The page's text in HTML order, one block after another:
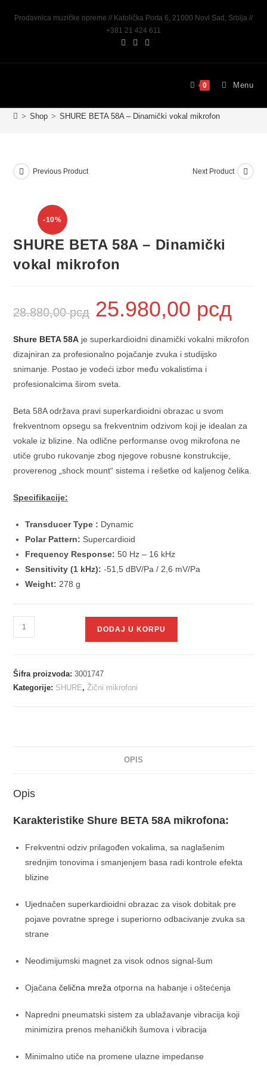
Prodavnica muzičke opreme // Katolička Porta 6, 21000 Novi Sad, Srbija //
+381 21 424 611
0 Menu
> Shop > SHURE BETA 58A – Dinamički vokal mikrofon
-10%
Previous Product Next Product
SHURE BETA 58A – Dinamički
vokal mikrofon
28.880,00рсд 25.980,00 рсд
Shure BETA 58A je superkardioidni dinamički vokalni mikrofon
dizajniran za profesionalno pojačanje zvuka i studijsko
snimanje. Postao je vodeći izbor među vokalistima i
profesionalcima širom sveta.
Beta 58A održava pravi superkardioidni obrazac u svom
frekventnom opsegu sa frekventnim odzivom koji je idealan za
vokale iz blizine. Na odlične performanse ovog mikrofona ne
utiče grubo rukovanje zbog njegove robusne konstrukcije,
proverenog „shock mount“ sistema i rešetke od kaljenog čelika.
Specifikacije:
Transducer Type : Dynamic
Polar Pattern: Supercardioid
Frequency Response:50 Hz – 16 kHz
Sensitivity (1 kHz):-51,5 dBV/Pa / 2,6 mV/Pa
Weight:278 g
DODAJ U KORPU
Šifra proizvoda:3001747
Kategorije: SHURE,Žični mikrofoni
OPIS
Opis
KarakteristikeShure BETA 58A mikrofona:
Frekventni odziv prilagođen vokalima, sa naglašenim
srednjim tonovima i smanjenjem basa radi kontrole efekta
blizine
Ujednačen superkardioidni obrazac za visok dobitak pre
pojave povratne sprege i superiorno odbacivanje zvuka sa
strane
Neodimijumski magnet za visok odnos signal-šum
Ojačanačelična mreža otporna na habanje i oštećenja
Napredni pneumatski sistem za ublažavanje vibracija koji
minimizira prenos mehaničkih šumova i vibracija
Minimalno utiče na promene ulazne impedanse